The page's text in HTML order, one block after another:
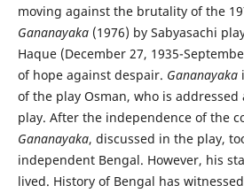
moving against the brutality of the
Gananayaka (1976) by Sabyasachi
Haque (December 27, 1935-
of hope against despair. Gananayaka
of the play Osman, who is addressed
play. After the independence of the
Gananayaka, discussed in the play,
independent Bengal. However, his
lived. History of Bengal has